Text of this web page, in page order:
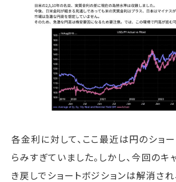
各金利に対して、ここ最近は円のショ
らみすぎていました。しかし、今回のキ
き戻しでショートボジションは解消さ